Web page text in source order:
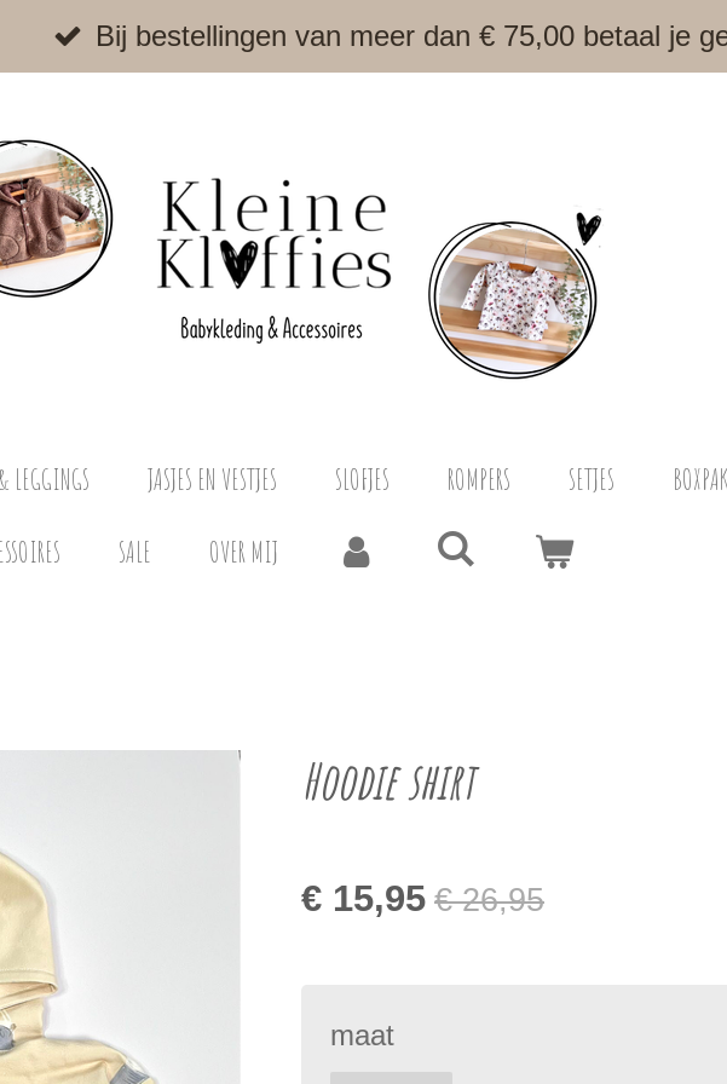
Bij bestellingen van meer dan € 75,00 betaal je
LEGGINGS JASJES EN VESTJES SLOFJES ROMPERS SETJES
SALE OVER MIJ
Hoodie shirt
€ 15,95 € 26,95
maat